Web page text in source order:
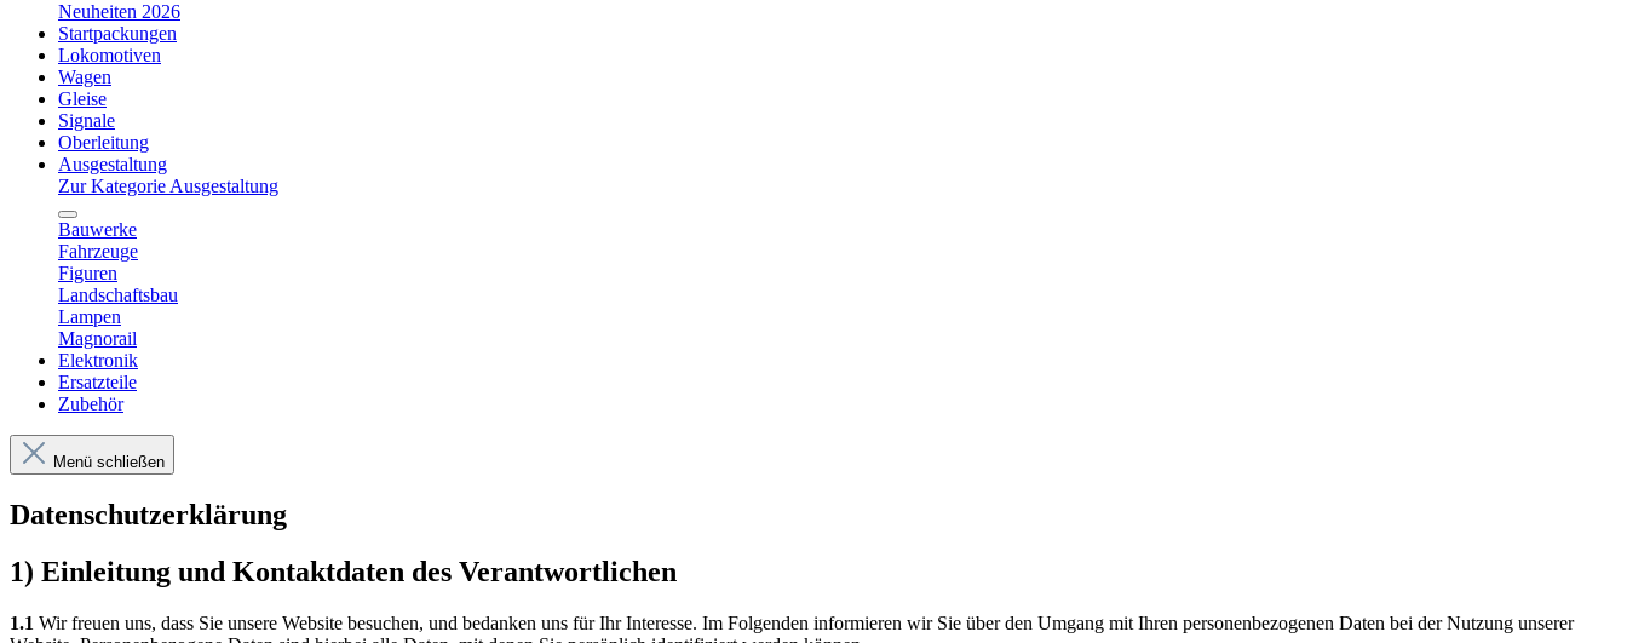
Neuheiten 2026
Startpackungen
Lokomotiven
Wagen
Gleise
Signale
Oberleitung
Ausgestaltung
Zur Kategorie Ausgestaltung
Bauwerke
Fahrzeuge
Figuren
Landschaftsbau
Lampen
Magnorail
Elektronik
Ersatzteile
Zubehör
Menü schließen
Datenschutzerklärung
1) Einleitung und Kontaktdaten des Verantwortlichen
1.1 Wir freuen uns, dass Sie unsere Website besuchen, und bedanken uns für Ihr Interesse. Im Folgenden informieren wir Sie über den Umgang mit Ihren personenbezogenen Daten bei der Nutzung unserer